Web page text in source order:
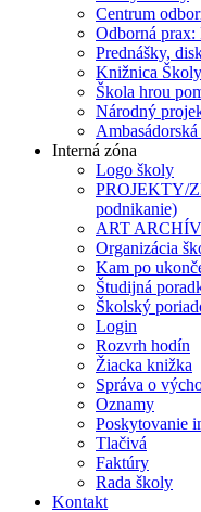
Centrum
Odborná
Prednášky,
Knižnica
Škola hrou
Národný
Interná zóna
Logo školy
PROJEKTY/
podnikanie)
ART ARCHÍV
Organizácia
Kam po
Študijná
Školský
Login
Rozvrh hodín
Žiacka knižka
Správa o
Oznamy
Poskytovanie
Tlačivá
Faktúry
Rada školy
Kontakt